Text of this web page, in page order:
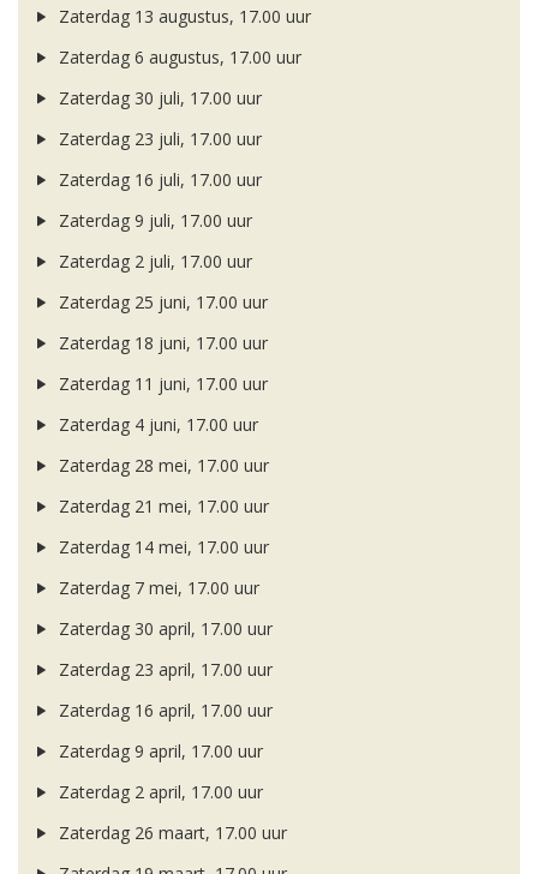
Zaterdag 13 augustus, 17.00 uur
Zaterdag 6 augustus, 17.00 uur
Zaterdag 30 juli, 17.00 uur
Zaterdag 23 juli, 17.00 uur
Zaterdag 16 juli, 17.00 uur
Zaterdag 9 juli, 17.00 uur
Zaterdag 2 juli, 17.00 uur
Zaterdag 25 juni, 17.00 uur
Zaterdag 18 juni, 17.00 uur
Zaterdag 11 juni, 17.00 uur
Zaterdag 4 juni, 17.00 uur
Zaterdag 28 mei, 17.00 uur
Zaterdag 21 mei, 17.00 uur
Zaterdag 14 mei, 17.00 uur
Zaterdag 7 mei, 17.00 uur
Zaterdag 30 april, 17.00 uur
Zaterdag 23 april, 17.00 uur
Zaterdag 16 april, 17.00 uur
Zaterdag 9 april, 17.00 uur
Zaterdag 2 april, 17.00 uur
Zaterdag 26 maart, 17.00 uur